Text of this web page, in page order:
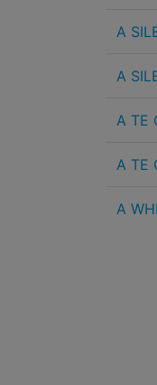
A
A
A TE
A TE
A